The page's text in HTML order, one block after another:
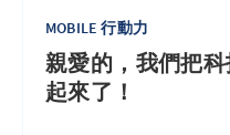
MOBILE 行動力
親愛的，我們把
起來了！